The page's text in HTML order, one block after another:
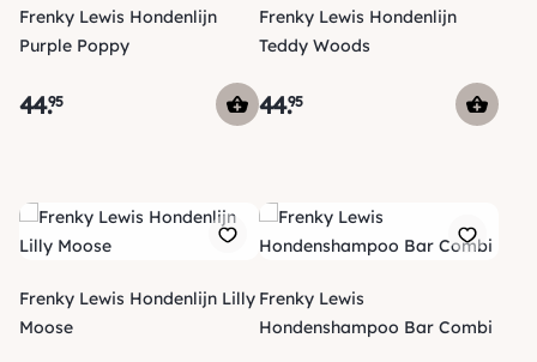
Frenky Lewis Hondenlijn
Purple Poppy
44.95
Frenky Lewis Hondenlijn
Teddy Woods
44.95
Frenky Lewis Hondenlijn Lilly
Moose
Frenky Lewis
Hondenshampoo Bar Combi